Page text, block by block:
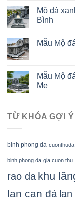
Mộ đá
Bình
Mẫu Mộ
Mẫu Mộ
Mẹ
TỪ KHÓA GỢI Ý
binh phong da cuonthuda
binh phong da gia cuon thu
rao da khu
lan can đá